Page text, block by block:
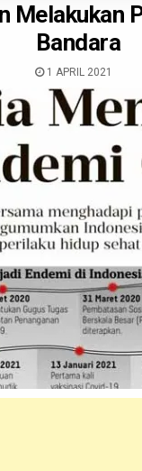
Melakukan
Bandara
1 APRIL 2021